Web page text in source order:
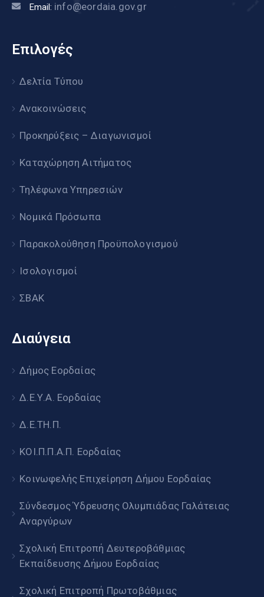
Email: info@eordaia.gov.gr
Επιλογές
Δελτία Τύπου
Ανακοινώσεις
Προκηρύξεις – Διαγωνισμοί
Καταχώρηση Αιτήματος
Τηλέφωνα Υπηρεσιών
Νομικά Πρόσωπα
Παρακολούθηση Προϋπολογισμού
Ισολογισμοί
ΣΒΑΚ
Διαύγεια
Δήμος Εορδαίας
Δ.Ε.Υ.Α. Εορδαίας
Δ.Ε.ΤΗ.Π.
ΚΟΙ.Π.Π.Α.Π. Εορδαίας
Κοινωφελής Επιχείρηση Δήμου Εορδαίας
Σύνδεσμος Ύδρευσης Ολυμπιάδας Γαλάτειας
Αναργύρων
Σχολική Επιτροπή Δευτεροβάθμιας
Εκπαίδευσης Δήμου Εορδαίας
Σχολική Επιτροπή Πρωτοβάθμιας